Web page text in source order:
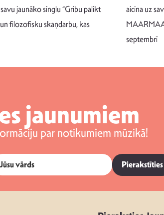
jaunāko singlu “Gribu palikt
filozofisku skaņdarbu, kas
aicina uz
septembrī
jaunumiem
par notikumiem mūzikā!
Pierakstīties